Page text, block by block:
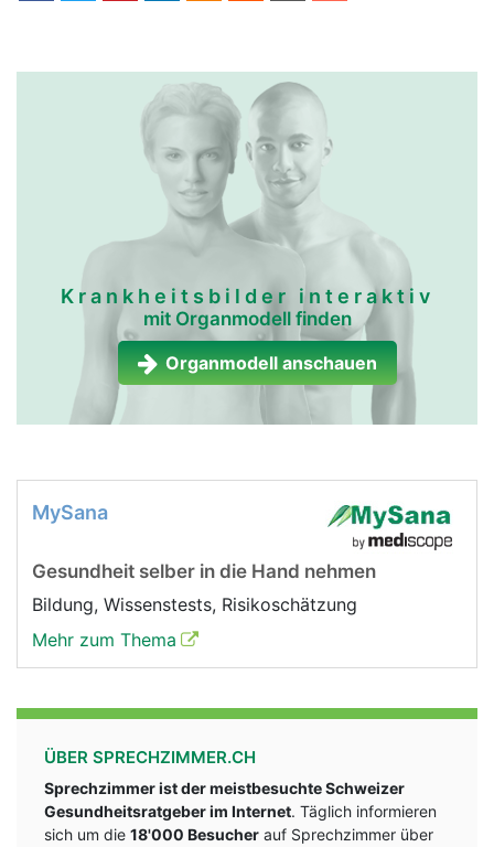
Krankheitsbilder interaktiv
mit Organmodell finden
Organmodell anschauen
MySana
Gesundheit selber in die Hand nehmen
Bildung, Wissenstests, Risikoschätzung
Mehr zum Thema
ÜBER SPRECHZIMMER.CH
Sprechzimmer ist der meistbesuchte Schweizer
Gesundheitsratgeber im Internet. Täglich informieren
sich um die 18'000 Besucher auf Sprechzimmer über